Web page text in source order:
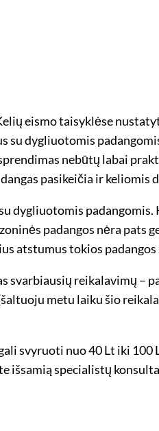
eismo taisyklėse
dygliuotomis
nebūtų labai
pasikeičia ir keliomis
dygliuotomis
padangos nėra pats
atstumus tokios
svarbiausių reikalavimų –
metu laiku šio
svyruoti nuo 40 Lt iki
išsamią specialistų